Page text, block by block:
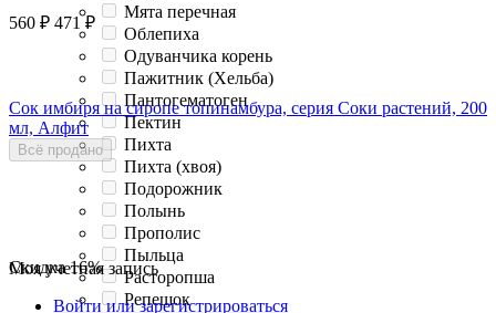
Мята перечная
Облепиха
Одуванчика корень
Пажитник (Хельба)
Пантогематоген
Пектин
Пихта
Пихта (хвоя)
Подорожник
Полынь
Прополис
Пыльца
Расторопша
Репешок
Скидка16%
560 ₽ 471 ₽
Сок имбиря на сиропе топинамбура, серия Соки растений, 200
мл, Алфит
Всё продано
Моя учетная запись
Войти или зарегистрироваться